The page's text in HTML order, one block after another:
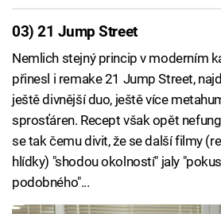
03) 21 Jump Street
Nemlich stejný princip v moderním
přinesl i remake 21 Jump Street,
ještě divnější duo, ještě více
sprosťáren. Recept však opět
se tak čemu divit, že se další filmy
hlídky) "shodou okolností" jaly
podobného"...